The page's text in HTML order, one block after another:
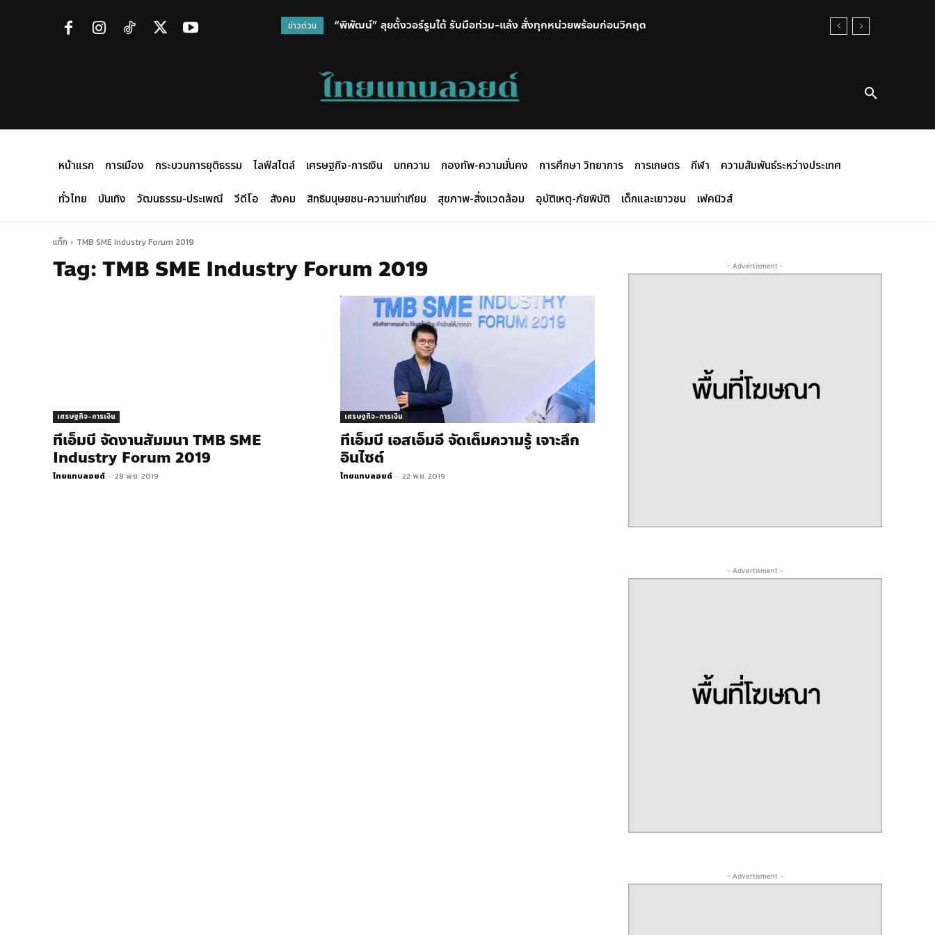
ข่าวด่วน “พิพัฒน์” ลุยตั้งวอร์รูมใต้ รับมือท่วม-แล้ง สั่งทุกหน่วยพร้อมก่อนวิกฤต
หน้าแรก การเมือง กระบวนการยุติธรรม ไลฟ์สไตล์ เศรษฐกิจ-การเงิน บทความ กองทัพ-ความมั่นคง การศึกษา วิทยาการ การเกษตร กีฬา
ความสัมพันธ์ระหว่างประเทศ
ทั่วไทย
บันเทิง วัฒนธรรม-ประเพณี วีดีโอ สังคม สิทธิมนุษยชน-ความเท่าเทียม สุขภาพ-สิ่งแวดล้อม อุบัติเหตุ-ภัยพิบัติ เด็กและเยาวชน เฟคนิวส์
แท็ก TMB SME Industry Forum 2019
Tag:TMB SME Industry Forum 2019
เศรษฐกิจ-การเงิน
ทีเอ็มบี จัดงานสัมมนา TMB SME
Industry Forum 2019
ไทยแทบลอยด์ - 28 พ.ย. 2019
เศรษฐกิจ-การเงิน
ทีเอ็มบี เอสเอ็มอี จัดเต็มความรู้ เจาะลึก
อินไซต์
ไทยแทบลอยด์ - 22 พ.ย. 2019
- Advertisment -
- Advertisment -
- Advertisment -